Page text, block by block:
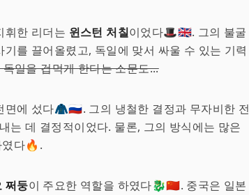
휘한 리더는 윈스턴 처칠이었다🎩🇬🇧. 그의 불굴
를 끌어올렸고, 독일에 맞서 싸울 수 있는 기력
일을 겁먹게 한다는 소문도...
면에 섰다🧥🇷🇺. 그의 냉철한 결정과 무자비한 전
는 데 결정적이었다. 물론, 그의 방식에는 많은
였다🔥.
쩌둥이 주요한 역할을 하였다🐉🇨🇳. 중국은 일본